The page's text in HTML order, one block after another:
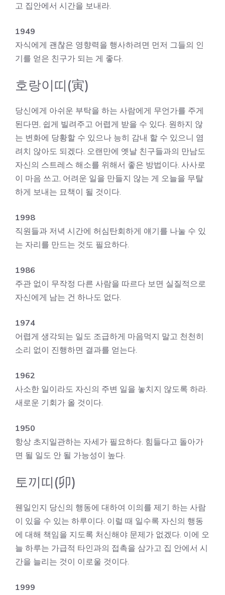
고 집안에서 시간을 보내라.
1949
자식에게 괜찮은 영향력을 행사하려면 먼저 그들의 인
기를 얻은 친구가 되는 게 좋다.
호랑이띠(寅)
당신에게 아쉬운 부탁을 하는 사람에게 무언가를 주게
된다면, 쉽게 빌려주고 어렵게 받을 수 있다. 원하지 않
는 변화에 당황할 수 있으나 능히 감내 할 수 있으니 염
려치 않아도 되겠다. 오랜만에 옛날 친구들과의 만남도
자신의 스트레스 해소를 위해서 좋은 방법이다. 사사로
이 마음 쓰고, 어려운 일을 만들지 않는 게 오늘을 무탈
하게 보내는 묘책이 될 것이다.
1998
직원들과 저녁 시간에 허심탄회하게 얘기를 나눌 수 있
는 자리를 만드는 것도 필요하다.
1986
주관 없이 무작정 다른 사람을 따르다 보면 실질적으로
자신에게 남는 건 하나도 없다.
1974
어렵게 생각되는 일도 조급하게 마음먹지 말고 천천히
소리 없이 진행하면 결과를 얻는다.
1962
사소한 일이라도 자신의 주변 일을 놓치지 않도록 하라.
새로운 기회가 올 것이다.
1950
항상 초지일관하는 자세가 필요하다. 힘들다고 돌아가
면 될 일도 안 될 가능성이 높다.
토끼띠(卯)
웬일인지 당신의 행동에 대하여 이의를 제기 하는 사람
이 있을 수 있는 하루이다. 이럴 때 일수록 자신의 행동
에 대해 책임을 지도록 처신해야 문제가 없겠다. 이에 오
늘 하루는 가급적 타인과의 접촉을 삼가고 집 안에서 시
간을 늘리는 것이 이로울 것이다.
1999